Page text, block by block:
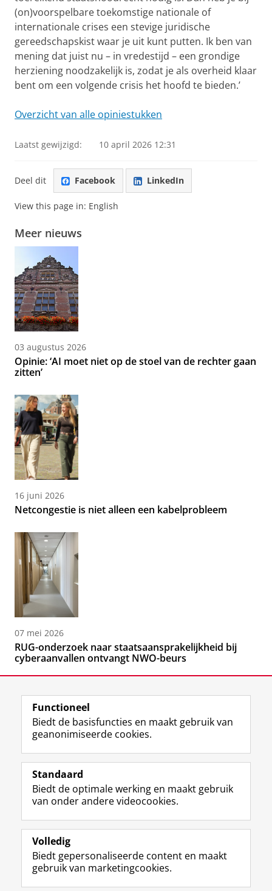
(on)voorspelbare toekomstige nationale of
internationale crises een stevige juridische
gereedschapskist waar je uit kunt putten. Ik ben van
mening dat juist nu – in vredestijd – een grondige
herziening noodzakelijk is, zodat je als overheid klaar
bent om een volgende crisis het hoofd te bieden.’
Overzicht van alle opiniestukken
Laatst gewijzigd: 10 april 2026 12:31
Deel dit Facebook LinkedIn
View this page in: English
Meer nieuws
03 augustus 2026
Opinie: ‘AI moet niet op de stoel van de rechter gaan
zitten’
16 juni 2026
Netcongestie is niet alleen een kabelprobleem
07 mei 2026
RUG-onderzoek naar staatsaansprakelijkheid bij
cyberaanvallen ontvangt NWO-beurs
Volg de RUG
F
a
e
b
o
p
a
g
L
i
k
e
I
-
p
a
R
S
-
f
e
R
i
I
n
t
r
m
-
Y
o
T
e
k
a
Studiekiezers
Alumni
Over ons
Functioneel
Biedt de basisfuncties en maakt gebruik van
geanonimiseerde cookies.
Standaard
Biedt de optimale werking en maakt gebruik
van onder andere videocookies.
Volledig
Biedt gepersonaliseerde content en maakt
gebruik van marketingcookies.